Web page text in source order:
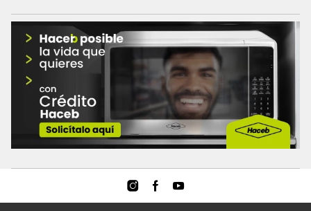
clientes, proveedores, personas externas y demás grupos de
interés, pueden reportar de manera anónima si así lo desean,
situaciones y comportamientos que vayan en contra de los
principios y valores de Haceb, este canal nos ayuda a soportar la
cultura ética de la organización y se ciñe a las buenas prácticas de
gobierno corporativo.
018000-51-69-39
Formulario web
https://reporte.lineatransparencia.co/haceb
Correo electrónico:Lineadeintegridad@haceb.com